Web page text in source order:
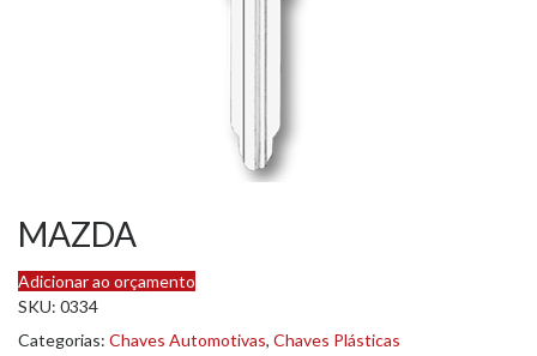
MAZDA
Adicionar ao orçamento
SKU: 0334
Categorias: Chaves Automotivas, Chaves Plásticas